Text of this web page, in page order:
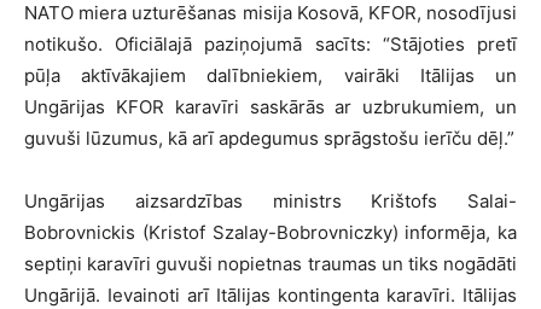
NATO miera uzturēšanas misija Kosovā, KFOR, nosodījusi
notikušo. Oficiālajā paziņojumā sacīts: “Stājoties pretī
pūļa aktīvākajiem dalībniekiem, vairāki Itālijas un
Ungārijas KFOR karavīri saskārās ar uzbrukumiem, un
guvuši lūzumus, kā arī apdegumus sprāgstošu ierīču dēļ.”
Ungārijas aizsardzības ministrs Krištofs Salai-
Bobrovnickis (Kristof Szalay-Bobrovniczky) informēja, ka
septiņi karavīri guvuši nopietnas traumas un tiks nogādāti
Ungārijā. Ievainoti arī Itālijas kontingenta karavīri. Itālijas